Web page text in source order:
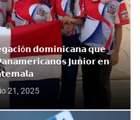
𝗱𝗼𝗺𝗶𝗻𝗶𝗰𝗮𝗻𝗮 𝗾𝘂𝗲
𝗝𝘂𝗻𝗶𝗼𝗿 𝗲𝗻
21, 2025